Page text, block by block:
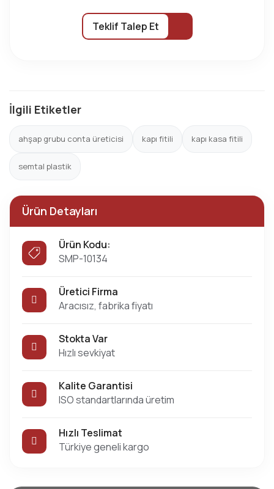
Ürün Detayları
Ürün Kodu:
SMP-10134
Üretici Firma
Aracısız, fabrika fiyatı
Stokta Var
Hızlı sevkiyat
Kalite Garantisi
ISO standartlarında üretim
Hızlı Teslimat
Türkiye geneli kargo
Teklif Talep Et
İlgili Etiketler
ahşap grubu conta üreticisi kapı fitili kapı kasa fitili
semtal plastik